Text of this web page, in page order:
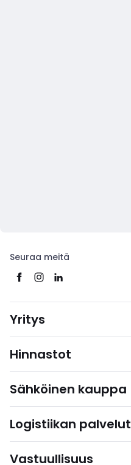
Seuraa meitä
Yritys
Hinnastot
Sähköinen kauppa
Logistiikan palvelut
Vastuullisuus